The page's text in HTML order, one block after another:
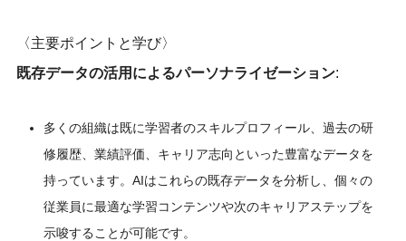
〈主要ポイントと学び〉
既存データの活用によるパーソナライゼーション:
多くの組織は既に学習者のスキルプロフィール、過去の研
修履歴、業績評価、キャリア志向といった豊富なデータを
持っています。AIはこれらの既存データを分析し、個々の
従業員に最適な学習コンテンツや次のキャリアステップを
示唆することが可能です。